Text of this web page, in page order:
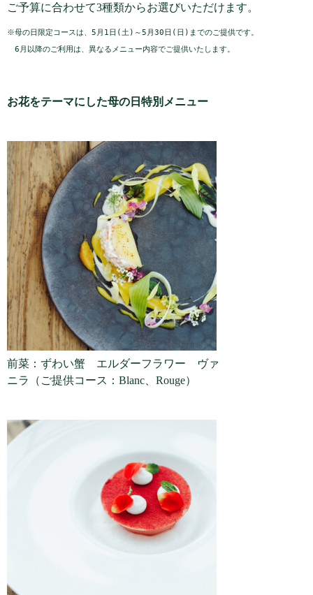
ご予算に合わせて3種類からお選びいただけます。
※母の日限定コースは、5月1日(土)～5月30日(日)までのご提供です。
6月以降のご利用は、異なるメニュー内容でご提供いたします。
お花をテーマにした母の日特別メニュー
前菜：ずわい蟹 エルダーフラワー ヴァ
ニラ（ご提供コース：Blanc、Rouge）